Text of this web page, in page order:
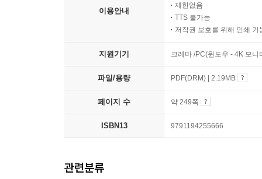
이용안내
제한없음
TTS 불가능
저작권 보호를 위해 인쇄 기
지원기기 크레마 /PC(윈도우 - 4K 모
파일/용량 PDF(DRM) | 2.19MB
페이지 수 약 249쪽
ISBN13 9791194255666
관련분류